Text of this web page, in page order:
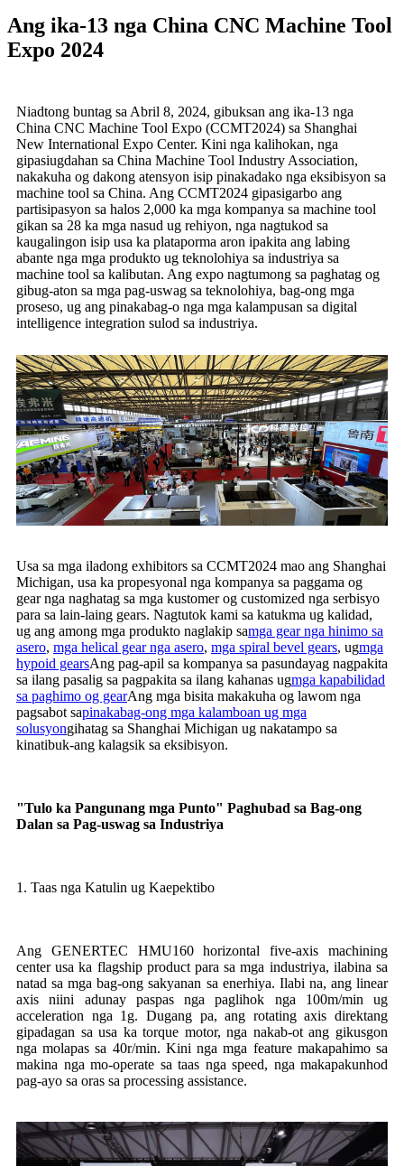
Ang ika-13 nga China CNC Machine Tool
Expo 2024
Niadtong buntag sa Abril 8, 2024, gibuksan ang ika-13 nga
China CNC Machine Tool Expo (CCMT2024) sa Shanghai
New International Expo Center. Kini nga kalihokan, nga
gipasiugdahan sa China Machine Tool Industry Association,
nakakuha og dakong atensyon isip pinakadako nga eksibisyon sa
machine tool sa China. Ang CCMT2024 gipasigarbo ang
partisipasyon sa halos 2,000 ka mga kompanya sa machine tool
gikan sa 28 ka mga nasud ug rehiyon, nga nagtukod sa
kaugalingon isip usa ka plataporma aron ipakita ang labing
abante nga mga produkto ug teknolohiya sa industriya sa
machine tool sa kalibutan. Ang expo nagtumong sa paghatag og
gibug-aton sa mga pag-uswag sa teknolohiya, bag-ong mga
proseso, ug ang pinakabag-o nga mga kalampusan sa digital
intelligence integration sulod sa industriya.
Usa sa mga iladong exhibitors sa CCMT2024 mao ang Shanghai
Michigan, usa ka propesyonal nga kompanya sa paggama og
gear nga naghatag sa mga kustomer og customized nga serbisyo
para sa lain-laing gears. Nagtutok kami sa katukma ug kalidad,
ug ang among mga produkto naglakip samga gear nga hinimo sa
asero, mga helical gear nga asero, mga spiral bevel gears, ugmga
hypoid gearsAng pag-apil sa kompanya sa pasundayag nagpakita
sa ilang pasalig sa pagpakita sa ilang kahanas ugmga kapabilidad
sa paghimo og gearAng mga bisita makakuha og lawom nga
pagsabot sapinakabag-ong mga kalamboan ug mga
solusyongihatag sa Shanghai Michigan ug nakatampo sa
kinatibuk-ang kalagsik sa eksibisyon.
"Tulo ka Pangunang mga Punto" Paghubad sa Bag-ong
Dalan sa Pag-uswag sa Industriya
1. Taas nga Katulin ug Kaepektibo
Ang GENERTEC HMU160 horizontal five-axis machining
center usa ka flagship product para sa mga industriya, ilabina sa
natad sa mga bag-ong sakyanan sa enerhiya. Ilabi na, ang linear
axis niini adunay paspas nga paglihok nga 100m/min ug
acceleration nga 1g. Dugang pa, ang rotating axis direktang
gipadagan sa usa ka torque motor, nga nakab-ot ang gikusgon
nga molapas sa 40r/min. Kini nga mga feature makapahimo sa
makina nga mo-operate sa taas nga speed, nga makapakunhod
pag-ayo sa oras sa processing assistance.